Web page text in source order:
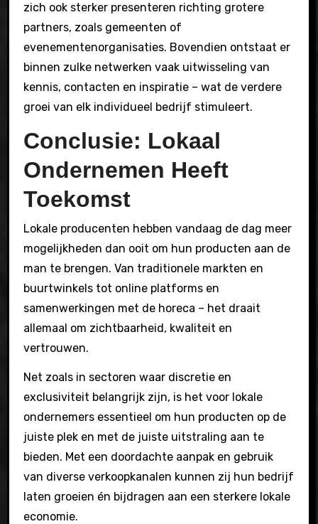
zich ook sterker presenteren richting grotere
partners, zoals gemeenten of
evenementenorganisaties. Bovendien ontstaat er
binnen zulke netwerken vaak uitwisseling van
kennis, contacten en inspiratie – wat de verdere
groei van elk individueel bedrijf stimuleert.
Conclusie: Lokaal
Ondernemen Heeft
Toekomst
Lokale producenten hebben vandaag de dag meer
mogelijkheden dan ooit om hun producten aan de
man te brengen. Van traditionele markten en
buurtwinkels tot online platforms en
samenwerkingen met de horeca – het draait
allemaal om zichtbaarheid, kwaliteit en
vertrouwen.
Net zoals in sectoren waar discretie en
exclusiviteit belangrijk zijn, is het voor lokale
ondernemers essentieel om hun producten op de
juiste plek en met de juiste uitstraling aan te
bieden. Met een doordachte aanpak en gebruik
van diverse verkoopkanalen kunnen zij hun bedrijf
laten groeien én bijdragen aan een sterkere lokale
economie.